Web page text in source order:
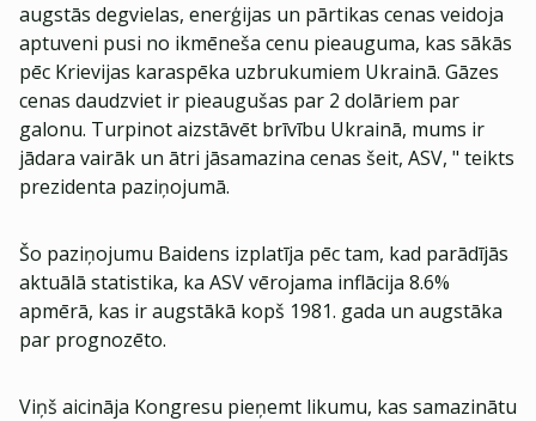
augstās degvielas, enerģijas un pārtikas cenas veidoja
aptuveni pusi no ikmēneša cenu pieauguma, kas sākās
pēc Krievijas karaspēka uzbrukumiem Ukrainā. Gāzes
cenas daudzviet ir pieaugušas par 2 dolāriem par
galonu. Turpinot aizstāvēt brīvību Ukrainā, mums ir
jādara vairāk un ātri jāsamazina cenas šeit, ASV, " teikts
prezidenta paziņojumā.
Šo paziņojumu Baidens izplatīja pēc tam, kad parādījās
aktuālā statistika, ka ASV vērojama inflācija 8.6%
apmērā, kas ir augstākā kopš 1981. gada un augstāka
par prognozēto.
Viņš aicināja Kongresu pieņemt likumu, kas samazinātu